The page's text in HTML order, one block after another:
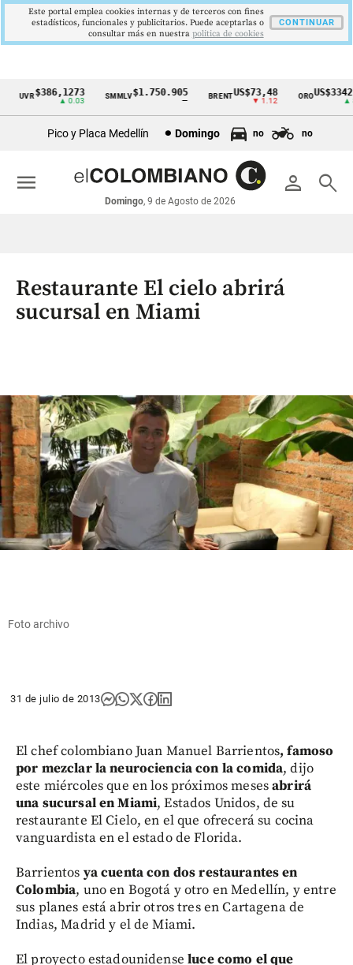
Cintillo
económicos
Colombia
UVR$386,1273
▲ 0.03
SMMLV$1.750.905 BRENTUS$73,48
▼ 1.12
ORO
▲
Pico y Placa Medellín Domingo no no
person search
Domingo, 9 de Agosto de 2026
menu
Restaurante El cielo abrirá
sucursal en Miami
Foto archivo
31 de julio de 2013
El chef colombiano Juan Manuel Barrientos, famoso
por mezclar la neurociencia con la comida, dijo
este miércoles que en los próximos mesesabrirá
una sucursal en Miami, Estados Unidos, de su
restaurante El Cielo, en el que ofrecerá su cocina
vanguardista en el estado de Florida.
Barrientos ya cuenta con dos restaurantes en
Colombia, uno en Bogotá y otro en Medellín, y entre
sus planes está abrir otros tres en Cartagena de
Indias, Madrid y el de Miami.
El proyecto estadounidenseluce como el que
Este portal emplea cookies internas y de terceros con fines
estadísticos, funcionales y publicitarios. Puede aceptarlas o
consultar más en nuestra politica de cookies
CONTINUAR